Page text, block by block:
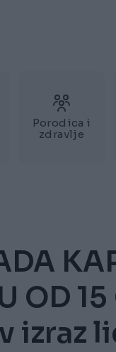
Porodica i
zdravlje
OD
izraz